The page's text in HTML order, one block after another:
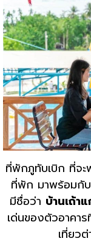
ที่พักภูทับเบิก ที่จะ
ที่พัก มาพร้อมกั
มีชื่อว่า บ้านเถ้า
เด่นของตัวอาคา
เที่ยว